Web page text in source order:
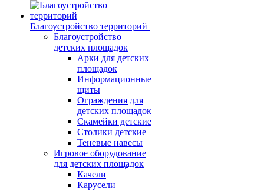
Благоустройство территорий
Благоустройство
детских площадок
Арки для детских
площадок
Информационные
щиты
Ограждения для
детских площадок
Скамейки детские
Столики детские
Теневые навесы
Игровое оборудование
для детских площадок
Качели
Карусели